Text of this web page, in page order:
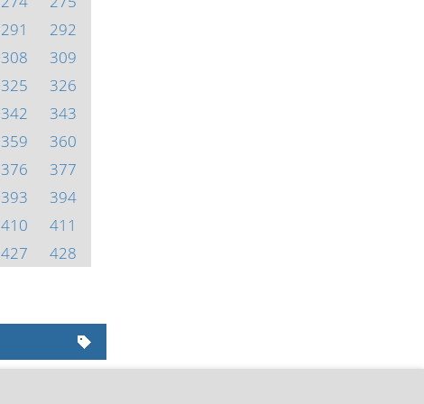
291
292
308
309
325
326
342
343
359
360
376
377
393
394
410
411
427
428